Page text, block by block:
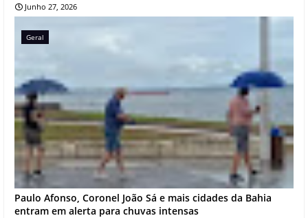
Junho 27, 2026
Geral
Paulo Afonso, Coronel João Sá e mais cidades da Bahia
entram em alerta para chuvas intensas